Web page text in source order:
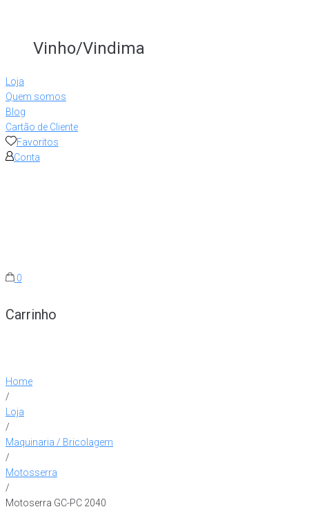
Vinho/Vindima
Loja
Quem somos
Blog
Cartão de Cliente
Favoritos
Conta
0
Carrinho
Home
/
Loja
/
Maquinaria / Bricolagem
/
Motosserra
/
Motoserra GC-PC 2040